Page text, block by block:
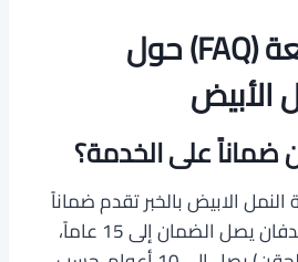
الأسئلة الشائعة (FAQ) حول
الأبيض
على الخدمة؟
الابيض بالخبر تقدم ضماناً
رسمياً وموثقاً. لرش الدفان يصل الضمان إلى 15 عاماً،